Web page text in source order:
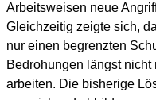
Arbeitsweisen neue
Gleichzeitig zeigte sich,
nur einen begrenzten
Bedrohungen längst
arbeiten. Die bisherige